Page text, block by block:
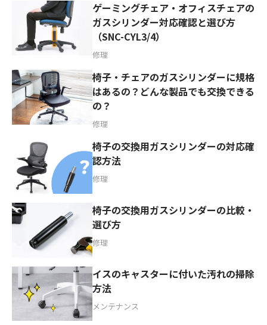
ゲーミングチェア・オフィスチェアの
ガスシリンダー対応確認と選び方
（SNC-CYL3/4）
修理
椅子・チェアのガスシリンダーに規格
はあるの？どんな製品でも交換できる
の？
修理
椅子の交換用ガスシリンダーの対応確
認方法
修理
椅子の交換用ガスシリンダーの比較・
選び方
修理
イスのキャスターに付いた汚れの掃除
方法
メンテナンス